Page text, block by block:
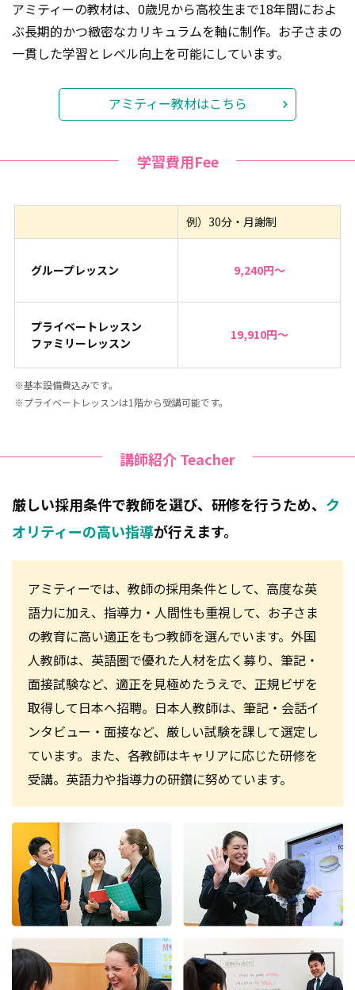
アミティーの教材は、0歳児から高校生まで18年間におよ
ぶ長期的かつ緻密なカリキュラムを軸に制作。お子さまの
一貫した学習とレベル向上を可能にしています。
アミティー教材はこちら
学習費用Fee
例）30分・月謝制
グループレッスン 9,240円～
プライベートレッスン
ファミリーレッスン
19,910円～
※基本設備費込みです。
※プライベートレッスンは1階から受講可能です。
講師紹介 Teacher
厳しい採用条件で教師を選び、研修を行うため、 ク
オリティーの高い指導が行えます。
アミティーでは、教師の採用条件として、高度な英
語力に加え、指導力・人間性も重視して、お子さま
の教育に高い適正をもつ教師を選んでいます。外国
人教師は、英語圏で優れた人材を広く募り、筆記・
面接試験など、適正を見極めたうえで、正規ビザを
取得して日本へ招聘。日本人教師は、筆記・会話イ
ンタビュー・面接など、厳しい試験を課して選定し
ています。また、各教師はキャリアに応じた研修を
受講。英語力や指導力の研鑽に努めています。